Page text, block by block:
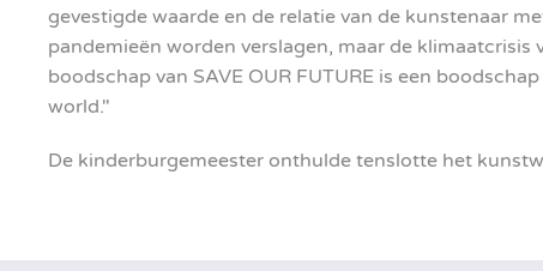
gevestigde waarde en de relatie van de kunstenaar
pandemieën worden verslagen, maar de
boodschap van SAVE OUR FUTURE is een
world."
De kinderburgemeester onthulde tenslotte het